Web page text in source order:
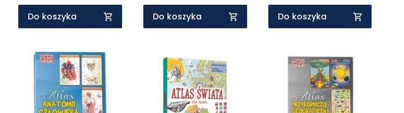
Do koszyka Do koszyka Do koszyka